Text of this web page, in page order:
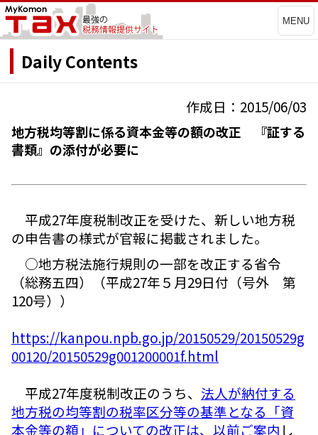
MENU
Daily Contents
作成日：2015/06/03
地方税均等割に係る資本金等の額の改正 『証する
書類』の添付が必要に
平成27年度税制改正を受けた、新しい地方税
の申告書の様式が官報に掲載されました。
○地方税法施行規則の一部を改正する省令
（総務五四）（平成27年５月29日付（号外 第
120号））
https://kanpou.npb.go.jp/20150529/20150529g
00120/20150529g001200001f.html
平成27年度税制改正のうち、 法人が納付する
地方税の均等割の税率区分等の基準となる「資
本金等の額」についての改正は、以前ご案内 し